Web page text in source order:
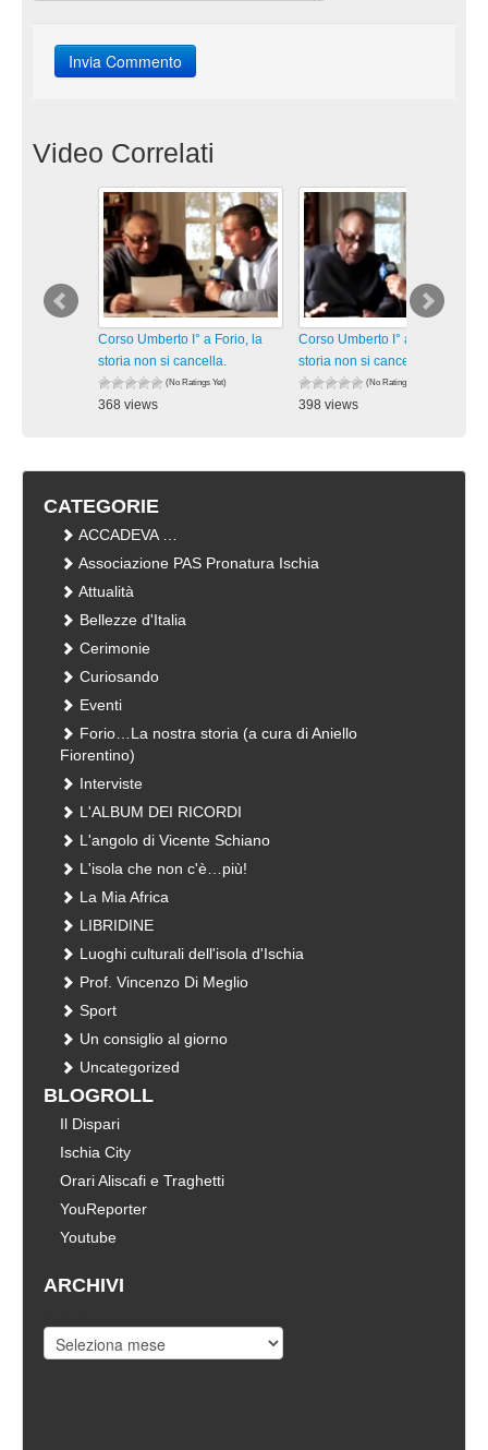
Video Correlati
Corso Umberto I° a Forio, la
storia non si cancella.
(No Ratings Yet)
368 views
Corso Umberto I° a Forio, la
storia non si cancella.
(No Ratings Yet)
398 views
CATEGORIE
ACCADEVA …
Associazione PAS Pronatura Ischia
Attualità
Bellezze d'Italia
Cerimonie
Curiosando
Eventi
Forio…La nostra storia (a cura di Aniello
Fiorentino)
Interviste
L'ALBUM DEI RICORDI
L'angolo di Vicente Schiano
L'isola che non c'è…più!
La Mia Africa
LIBRIDINE
Luoghi culturali dell'isola d'Ischia
Prof. Vincenzo Di Meglio
Sport
Un consiglio al giorno
Uncategorized
BLOGROLL
Il Dispari
Ischia City
Orari Aliscafi e Traghetti
YouReporter
Youtube
ARCHIVI